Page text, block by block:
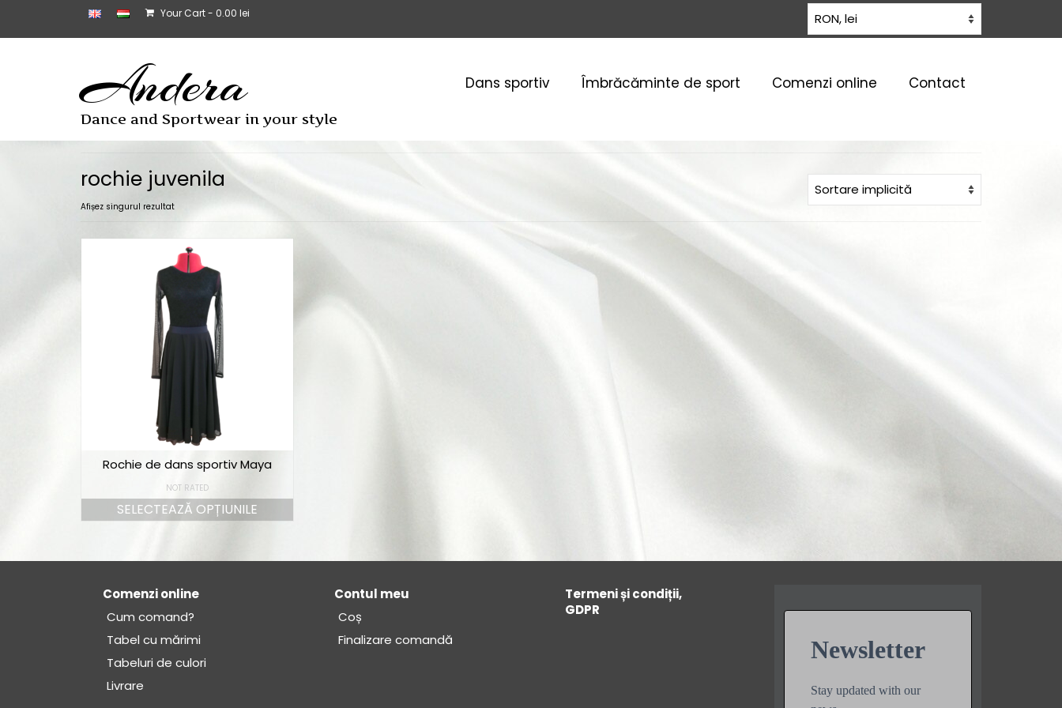
Your Cart- 0.00 lei
Andera
Dance and Sportwear in your style
Dans sportiv Îmbrăcăminte de sport Comenzi online Contact
rochie juvenila
Afișez singurul rezultat
Rochie de dans sportiv Maya
NOT RATED
SELECTEAZĂ OPȚIUNILE
Comenzi online
Cum comand?
Tabel cu mărimi
Tabeluri de culori
Livrare
Contul meu
Coș
Finalizare comandă
Termeni și condiții,
GDPR
Newsletter
Stay updated with our